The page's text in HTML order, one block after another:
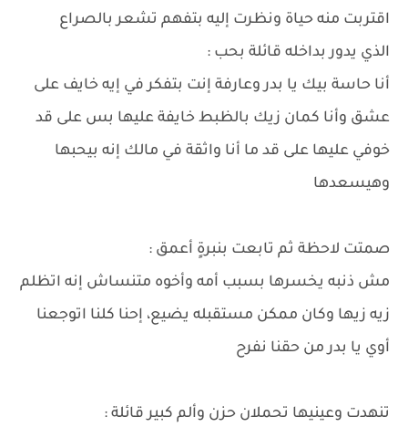
اقتربت منه حياة ونظرت إليه بتفهم تشعر بالصراع
الذي يدور بداخله قائلة بحب :
أنا حاسة بيك يا بدر وعارفة إنت بتفكر في إيه خايف على
عشق وأنا كمان زيك بالظبط خايفة عليها بس على قد
خوفي عليها على قد ما أنا واثقة في مالك إنه بيحبها
وهيسعدها
صمتت لاحظة ثم تابعت بنبرةٍ أعمق :
مش ذنبه يخسرها بسبب أمه وأخوه متنساش إنه اتظلم
زيه زيها وكان ممكن مستقبله يضيع، إحنا كلنا اتوجعنا
أوي يا بدر من حقنا نفرح
تنهدت وعينيها تحملان حزن وألم كبير قائلة :